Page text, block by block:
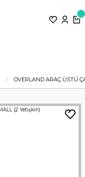
OVERLAND ARAÇ ÜSTÜ